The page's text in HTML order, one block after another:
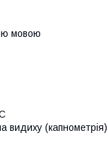
мовою
видиху